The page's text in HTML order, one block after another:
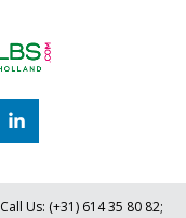
Call Us: (+31) 614 35 80 82;